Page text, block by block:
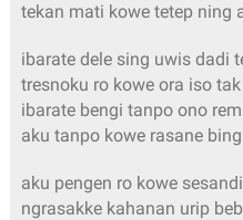
tekan mati kowe tetep ning
ibarate dele sing uwis dadi
tresnoku ro kowe ora iso
ibarate bengi tanpo ono
aku tanpo kowe rasane
aku pengen ro kowe
ngrasakke kahanan urip